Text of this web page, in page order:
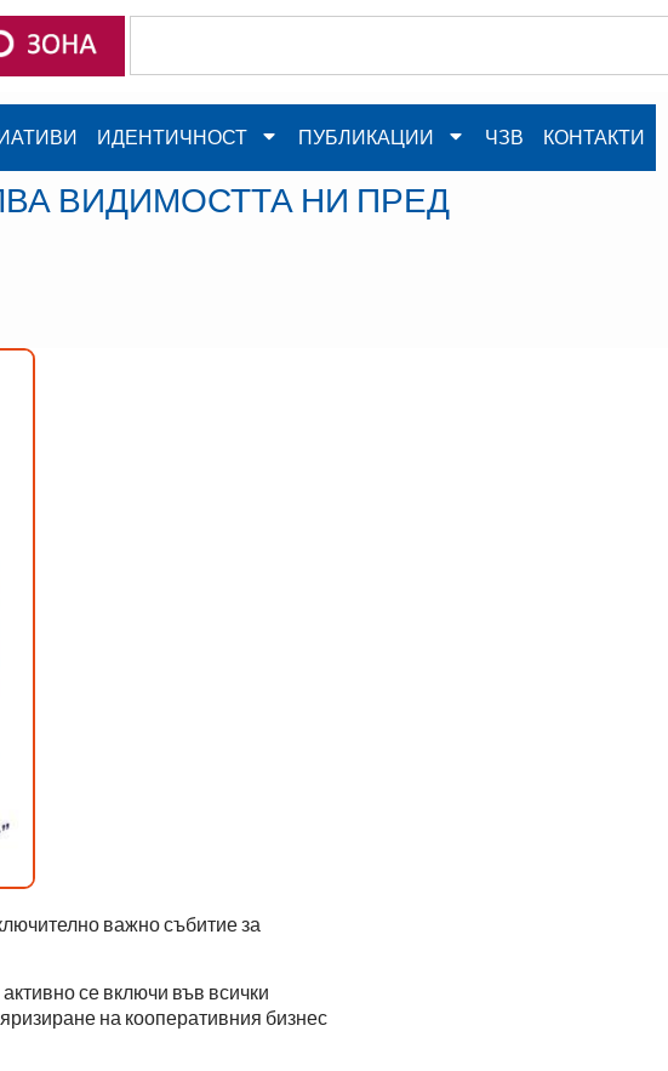
ИДЕНТИЧНОСТ ПУБЛИКАЦИИ ЧЗВ КОНТАКТИ
ВИДИМОСТТА НИ ПРЕД
важно събитие за
се включи във всички
на кооперативния бизнес